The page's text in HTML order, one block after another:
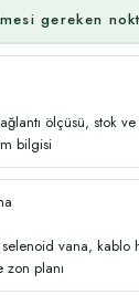
gereken
ölçüsü, stok
bilgisi
vana, kablo
zon planı